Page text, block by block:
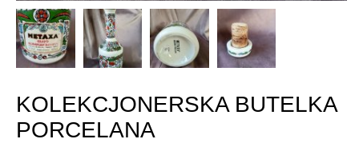
KOLEKCJONERSKA BUTELKA
PORCELANA